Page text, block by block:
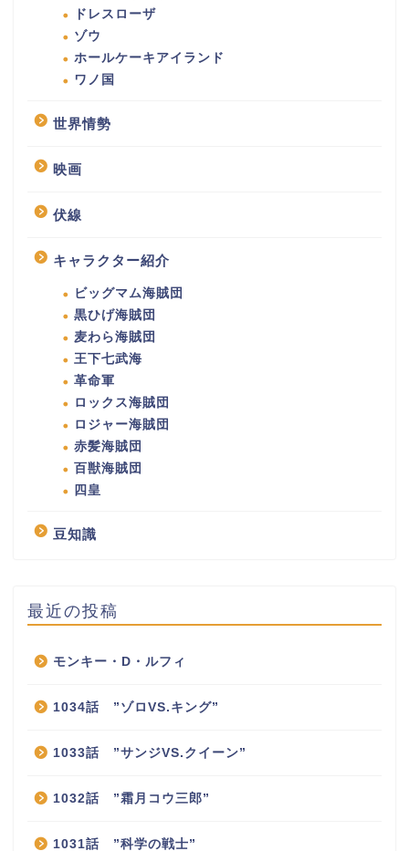
ドレスローザ
ゾウ
ホールケーキアイランド
ワノ国
世界情勢
映画
伏線
キャラクター紹介
ビッグマム海賊団
黒ひげ海賊団
麦わら海賊団
王下七武海
革命軍
ロックス海賊団
ロジャー海賊団
赤髪海賊団
百獣海賊団
四皇
豆知識
最近の投稿
モンキー・D・ルフィ
1034話 ”ゾロVS.キング”
1033話 ”サンジVS.クイーン”
1032話 ”霜月コウ三郎”
1031話 ”科学の戦士”